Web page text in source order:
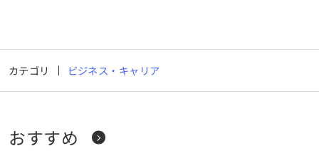
カテゴリ ビジネス・キャリア
おすすめ